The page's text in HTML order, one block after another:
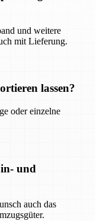
und weitere
mit Lieferung.
lassen?
oder einzelne
und
auch das